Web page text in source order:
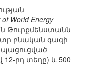
World Energy
Թուրքմենստանն
բնական գազի
12-րդ տեղը) և 500